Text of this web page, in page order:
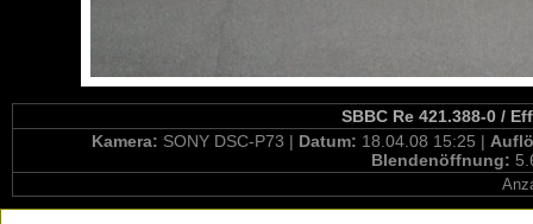
SBBC Re 421.388-0 /
Kamera: SONY DSC-P73 | Datum: 18.04.08 15:25 |
Blendenöffnung: